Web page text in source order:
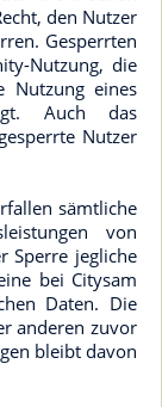
den Nutzer
Gesperrten
Nutzung, die
Nutzung eines
Auch das
Nutzer
sämtliche
von
Sperre jegliche
bei Citysam
Daten. Die
anderen zuvor
bleibt davon